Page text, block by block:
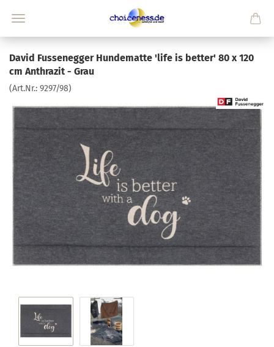
David Fussenegger Hundematte 'life is better' 80 x 120
cm Anthrazit - Grau
(Art.Nr.: 9297/98)